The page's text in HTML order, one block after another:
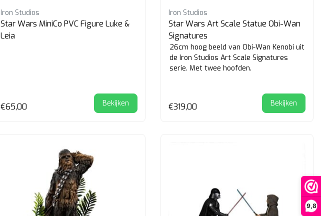
9,8
Iron Studios
Star Wars MiniCo PVC Figure Luke &
Leia
€65,00 Bekijken
Iron Studios
Star Wars Art Scale Statue Obi-Wan
Signatures
26cm hoog beeld van Obi-Wan Kenobi uit
de Iron Studios Art Scale Signatures
serie. Met twee hoofden.
€319,00 Bekijken